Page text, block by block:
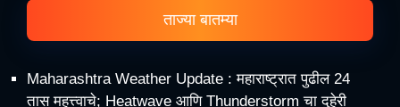
ताज्या बातम्या
Maharashtra Weather Update : महाराष्ट्रात पुढील 24
तास महत्त्वाचे; Heatwave आणि Thunderstorm चा दुहेरी